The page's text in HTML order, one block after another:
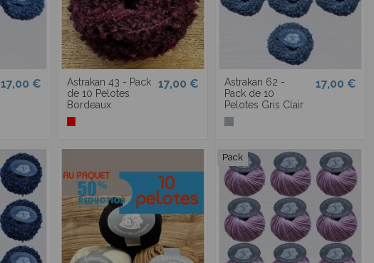
17,00 €
Astrakan 43 - Pack
de 10 Pelotes
Bordeaux
17,00 €
Astrakan 62 -
Pack de 10
Pelotes Gris Clair
17,00 €
Pack